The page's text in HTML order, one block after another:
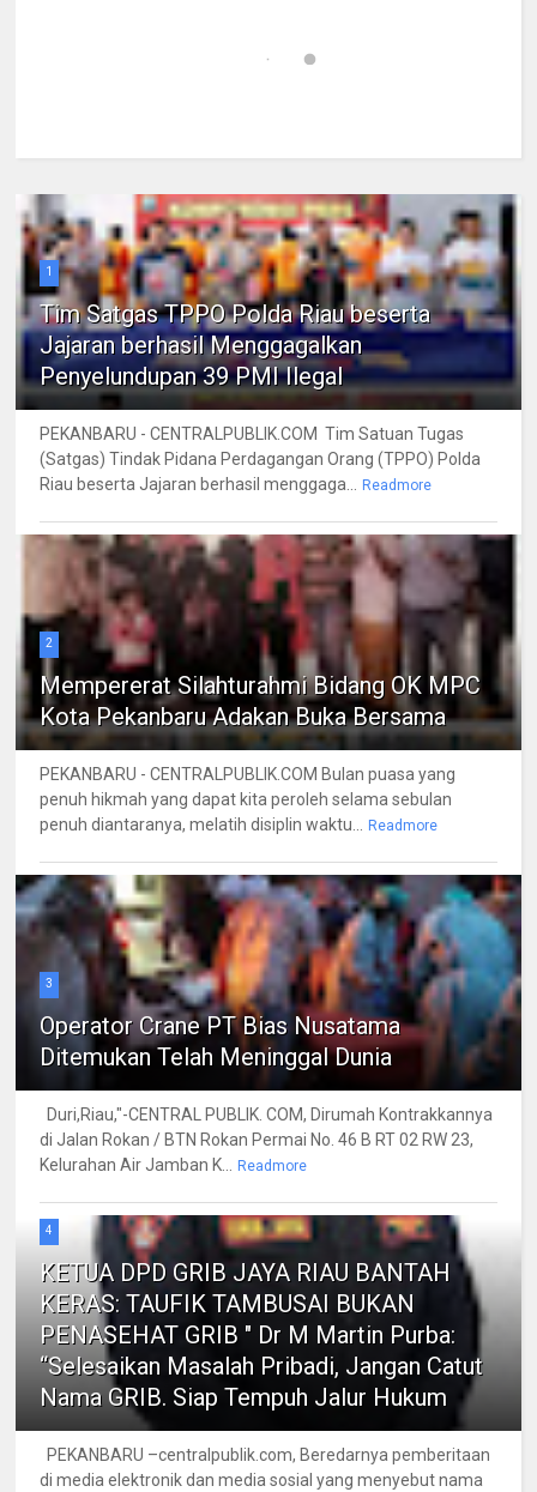
1
Tim Satgas TPPO Polda Riau beserta
Jajaran berhasil Menggagalkan
Penyelundupan 39 PMI Ilegal
PEKANBARU - CENTRALPUBLIK.COM Tim Satuan Tugas
(Satgas) Tindak Pidana Perdagangan Orang (TPPO) Polda
Riau beserta Jajaran berhasil menggaga...
Readmore
2
Mempererat Silahturahmi Bidang OK MPC
Kota Pekanbaru Adakan Buka Bersama
PEKANBARU - CENTRALPUBLIK.COM Bulan puasa yang
penuh hikmah yang dapat kita peroleh selama sebulan
penuh diantaranya, melatih disiplin waktu...
Readmore
3
Operator Crane PT Bias Nusatama
Ditemukan Telah Meninggal Dunia
Duri,Riau,"-CENTRAL PUBLIK. COM, Dirumah Kontrakkannya
di Jalan Rokan / BTN Rokan Permai No. 46 B RT 02 RW 23,
Kelurahan Air Jamban K...
Readmore
4
KETUA DPD GRIB JAYA RIAU BANTAH
KERAS: TAUFIK TAMBUSAI BUKAN
PENASEHAT GRIB " Dr M Martin Purba:
“Selesaikan Masalah Pribadi, Jangan Catut
Nama GRIB. Siap Tempuh Jalur Hukum
PEKANBARU –centralpublik.com, Beredarnya pemberitaan
di media elektronik dan media sosial yang menyebut nama